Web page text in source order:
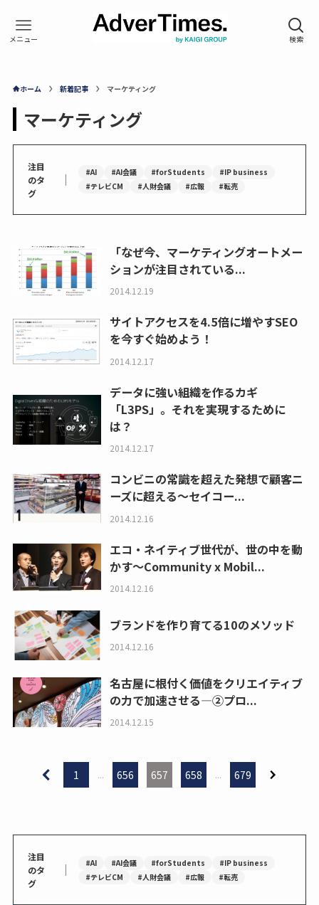
ホーム 新着記事 マーケティング
マーケティング
注目
のタ
グ
｜ #AI #AI会議 #forStudents
#IP business
#テレビCM
#人財会議 #広報 #転売
「なぜ今、マーケティングオートメー
ションが注目されている...
2014.12.19
サイトアクセスを4.5倍に増やすSEO
を今すぐ始めよう！
2014.12.17
データに強い組織を作るカギ
「L3PS」。それを実現するために
は？
2014.12.17
コンビニの常識を超えた発想で顧客ニ
ーズに超える〜セイコー...
2014.12.16
エコ・ネイティブ世代が、世の中を動
かす〜Community x Mobil...
2014.12.16
ブランドを作り育てる10のメソッド
2014.12.16
名古屋に根付く価値をクリエイティブ
の力で加速させる―②プロ...
2014.12.15
1 ... 656 657 658 ... 679
注目
のタ
グ
｜ #AI #AI会議 #forStudents
#IP business
#テレビCM
#人財会議 #広報 #転売